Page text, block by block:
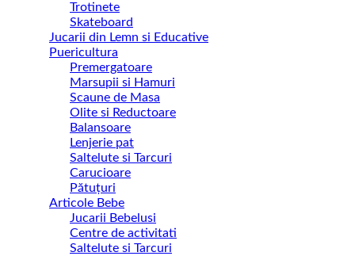
Trotinete
Skateboard
Jucarii din Lemn si Educative
Puericultura
Premergatoare
Marsupii si Hamuri
Scaune de Masa
Olite si Reductoare
Balansoare
Lenjerie pat
Saltelute si Tarcuri
Carucioare
Pătuțuri
Articole Bebe
Jucarii Bebelusi
Centre de activitati
Saltelute si Tarcuri